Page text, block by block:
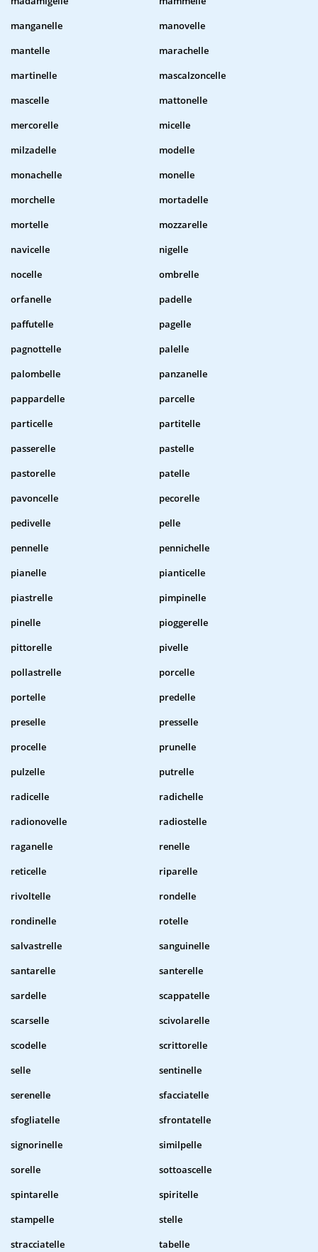
manganelle
manovelle
mantelle
marachelle
martinelle
mascalzoncelle
mascelle
mattonelle
mercorelle
micelle
milzadelle
modelle
monachelle
monelle
morchelle
mortadelle
mortelle
mozzarelle
navicelle
nigelle
nocelle
ombrelle
orfanelle
padelle
paffutelle
pagelle
pagnottelle
palelle
palombelle
panzanelle
pappardelle
parcelle
particelle
partitelle
passerelle
pastelle
pastorelle
patelle
pavoncelle
pecorelle
pedivelle
pelle
pennelle
pennichelle
pianelle
pianticelle
piastrelle
pimpinelle
pinelle
pioggerelle
pittorelle
pivelle
pollastrelle
porcelle
portelle
predelle
preselle
presselle
procelle
prunelle
pulzelle
putrelle
radicelle
radichelle
radionovelle
radiostelle
raganelle
renelle
reticelle
riparelle
rivoltelle
rondelle
rondinelle
rotelle
salvastrelle
sanguinelle
santarelle
santerelle
sardelle
scappatelle
scarselle
scivolarelle
scodelle
scrittorelle
selle
sentinelle
serenelle
sfacciatelle
sfogliatelle
sfrontatelle
signorinelle
similpelle
sorelle
sottoascelle
spintarelle
spiritelle
stampelle
stelle
stracciatelle
tabelle